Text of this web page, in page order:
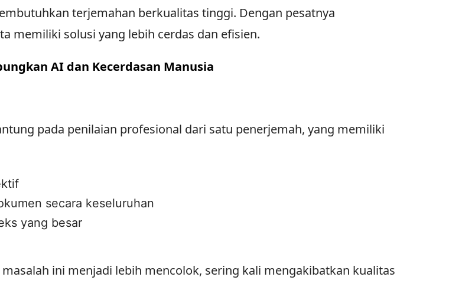
terjemahan berkualitas tinggi. Dengan pesatnya
memiliki solusi yang lebih cerdas dan efisien.
AI dan Kecerdasan Manusia
pada penilaian profesional dari satu penerjemah, yang memiliki
secara keseluruhan
yang besar
ini menjadi lebih mencolok, sering kali mengakibatkan kualitas